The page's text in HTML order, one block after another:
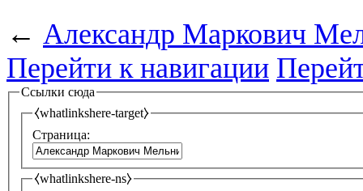
← Александр Маркович
Перейти к навигации
Ссылки сюда
⧼whatlinkshere-target⧽
Страница:
⧼whatlinkshere-ns⧽